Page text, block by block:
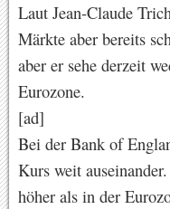
Laut Jean-Claude
Märkte aber bereits
aber er sehe derzeit
Eurozone.
[ad]
Bei der Bank of
Kurs weit
höher als in der